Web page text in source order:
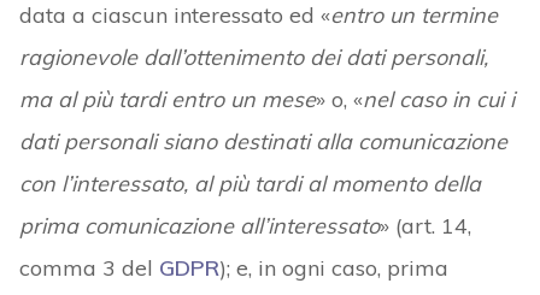
data a ciascun interessato ed «entro un termine
ragionevole dall’ottenimento dei dati personali,
ma al più tardi entro un mese» o, «nel caso in cui i
dati personali siano destinati alla comunicazione
con l’interessato, al più tardi al momento della
prima comunicazione all’interessato» (art. 14,
comma 3 del GDPR); e, in ogni caso, prima